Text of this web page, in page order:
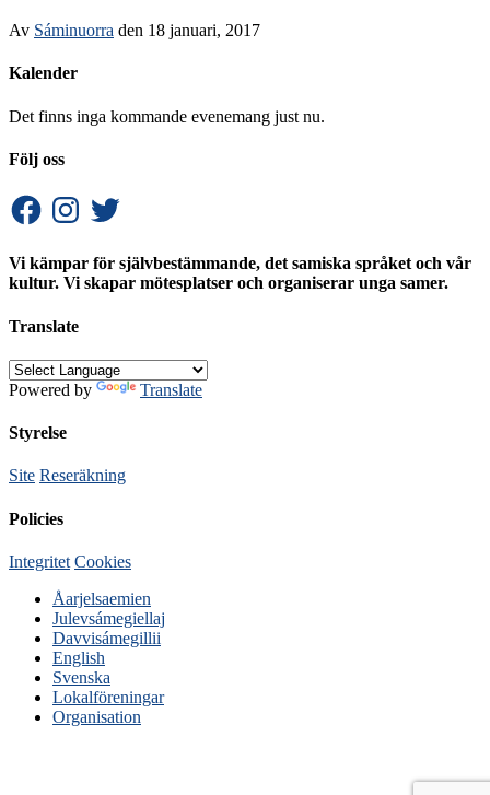
Av Sáminuorra den 18 januari, 2017
Kalender
Det finns inga kommande evenemang just nu.
Följ oss
FacebookInstagram
Twitter
Vi kämpar för självbestämmande, det samiska språket och vår
kultur. Vi skapar mötesplatser och organiserar unga samer.
Translate
Powered by Translate
Styrelse
Site Reseräkning
Policies
Integritet Cookies
Åarjelsaemien
Julevsámegiellaj
Davvisámegillii
English
Svenska
Lokalföreningar
Organisation